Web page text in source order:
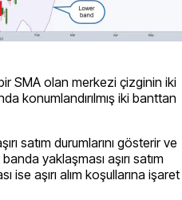
SMA olan merkezi çizginin iki
konumlandırılmış iki banttan
satım durumlarını gösterir ve
yaklaşması aşırı satım
ise aşırı alım koşullarına işaret